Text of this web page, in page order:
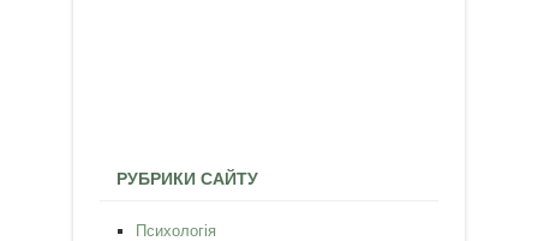
РУБРИКИ САЙТУ
Психологія